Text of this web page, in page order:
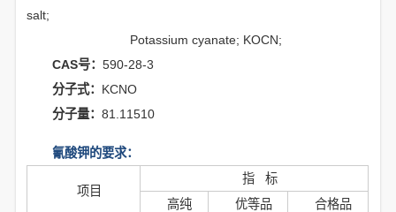
salt;
Potassium cyanate; KOCN;
CAS号： 590-28-3
分子式： KCNO
分子量： 81.11510
氰酸钾的要求：
项目
指 标
高纯
优等品
合格品